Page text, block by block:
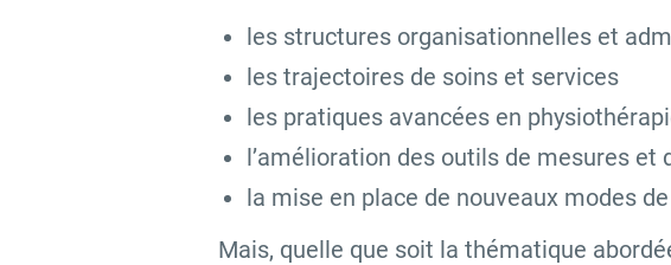
les structures organisationnelles et
les trajectoires de soins et services
les pratiques avancées en
l’amélioration des outils de mesures et
la mise en place de nouveaux modes
Mais, quelle que soit la thématique